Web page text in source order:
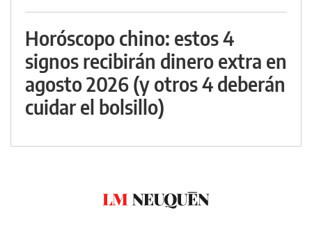
Horóscopo chino: estos 4
signos recibirán dinero extra en
agosto 2026 (y otros 4 deberán
cuidar el bolsillo)